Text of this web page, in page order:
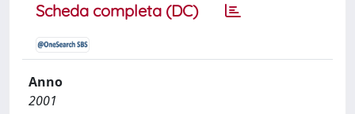
Scheda completa (DC)
Anno
2001